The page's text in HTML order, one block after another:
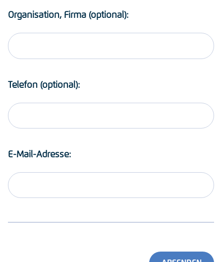
Organisation, Firma (optional):
Telefon (optional):
E-Mail-Adresse: